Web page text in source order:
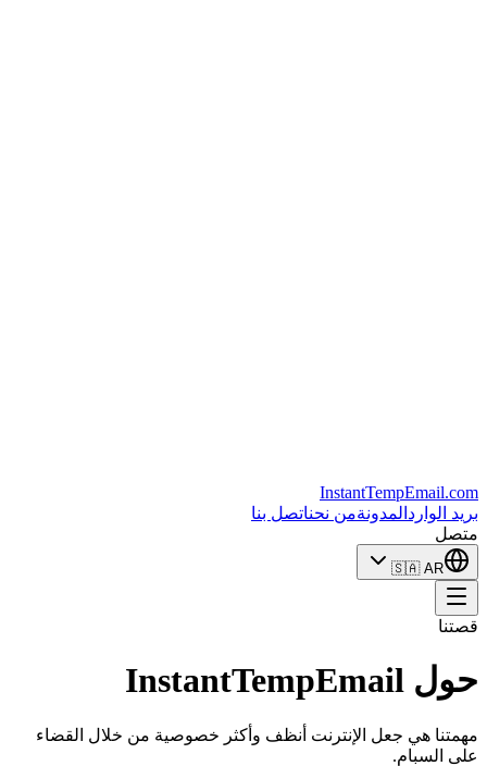
InstantTempEmail.com
بريد الوارد المدونةمن نحناتصل بنا
متصل
🇸🇦 AR
قصتنا
حول InstantTempEmail
مهمتنا هي جعل الإنترنت أنظف وأكثر خصوصية من خلال القضاء
على السبام.